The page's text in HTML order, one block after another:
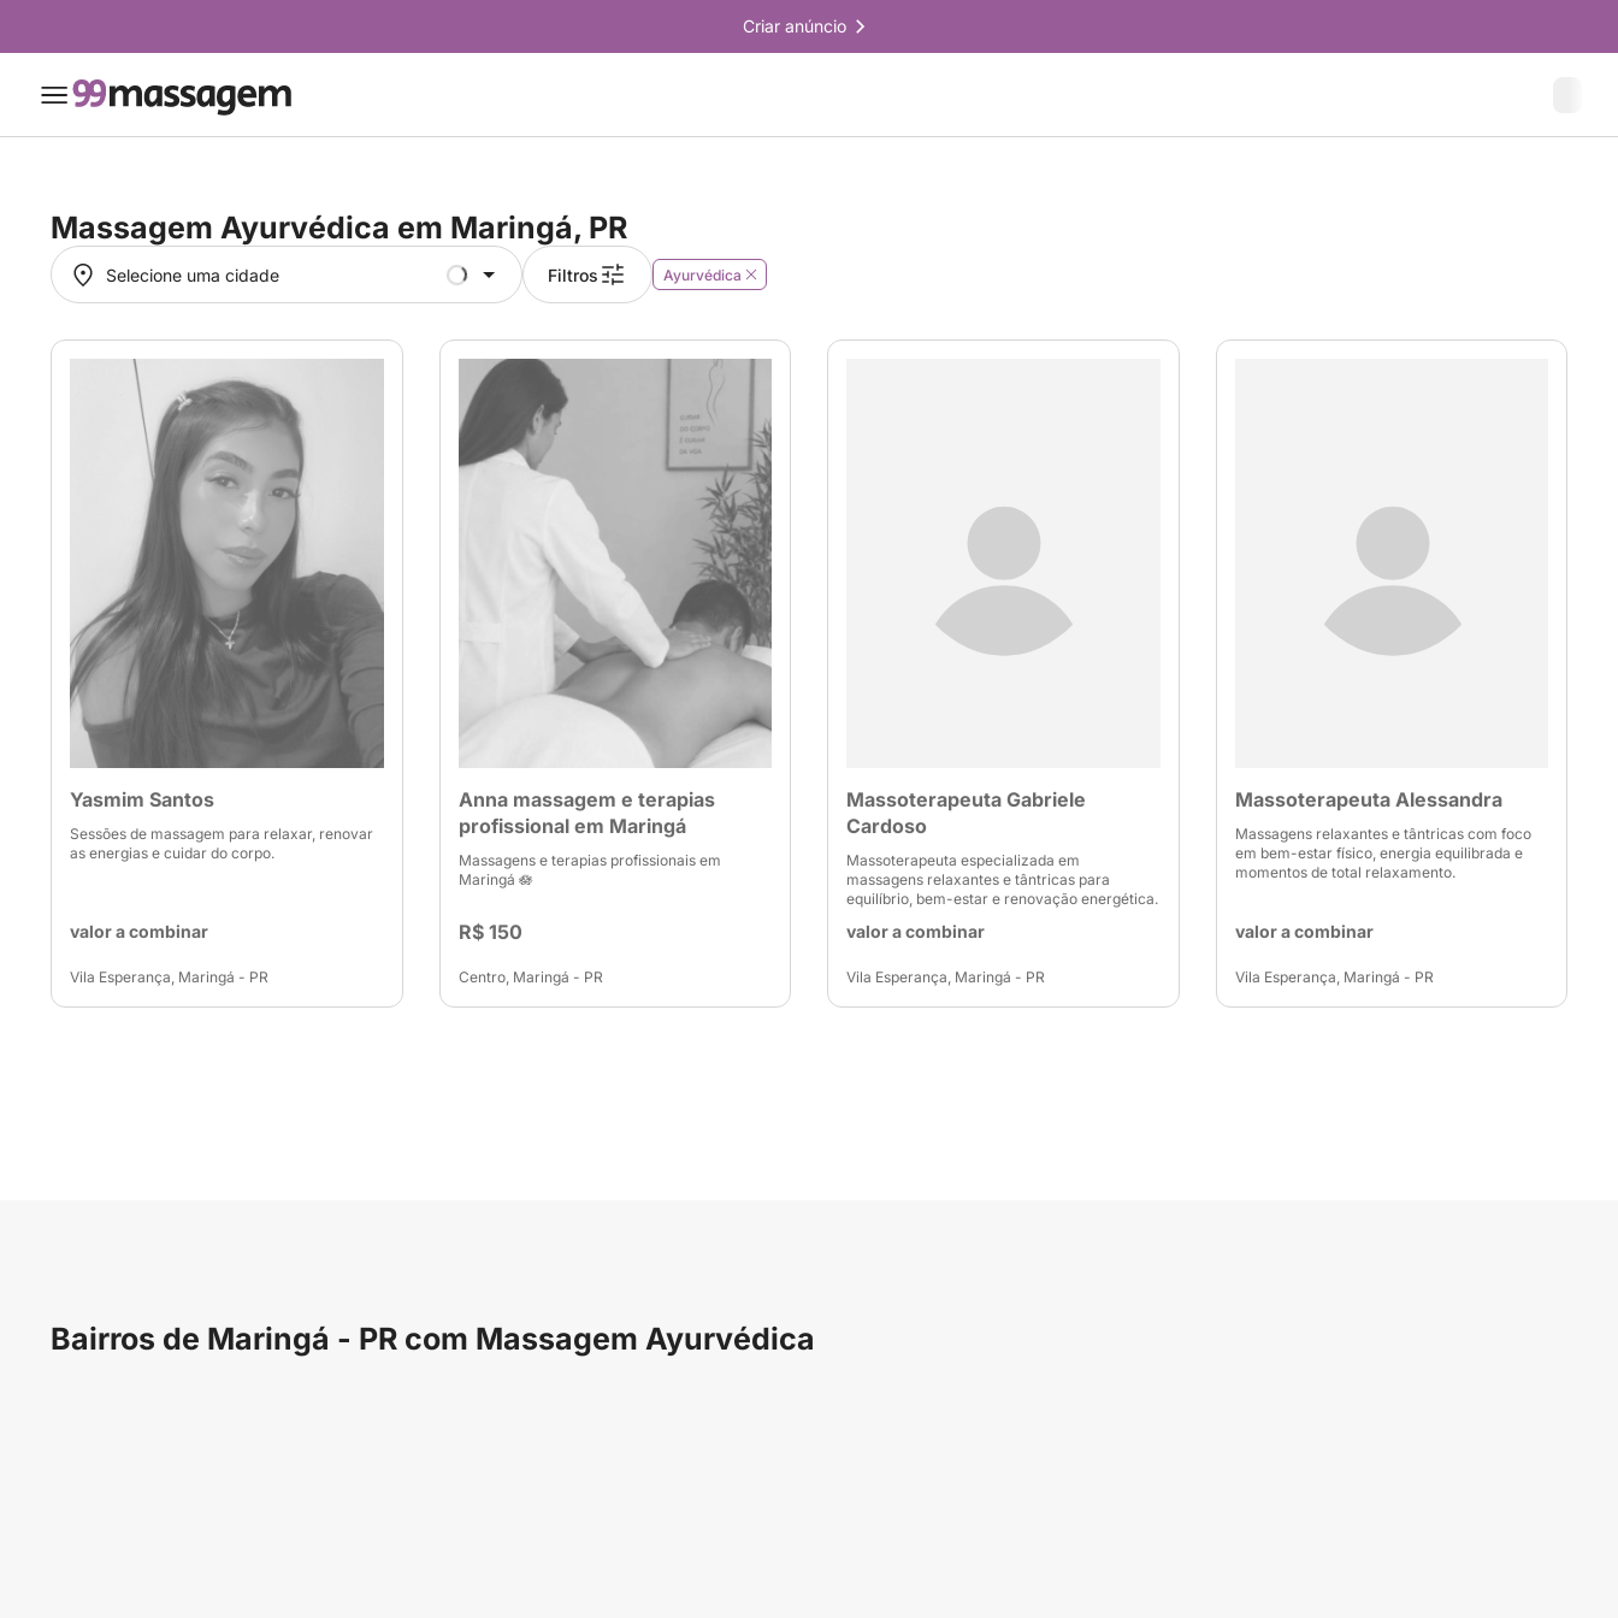
Criar anúncio
Massagem Ayurvédica em Maringá, PR
Selecione uma cidade
Selecione uma cidade Filtros Ayurvédica
Yasmim Santos
Sessões de massagem para relaxar, renovar
as energias e cuidar do corpo.
valor a combinar
Vila Esperança, Maringá - PR
Anna massagem e terapias
profissional em Maringá
Massagens e terapias profissionais em
Maringá 🪷
R$ 150
Centro, Maringá - PR
Massoterapeuta Gabriele
Cardoso
Massoterapeuta especializada em
massagens relaxantes e tântricas para
equilíbrio, bem-estar e renovação energética.
valor a combinar
Vila Esperança, Maringá - PR
Massoterapeuta Alessandra
Massagens relaxantes e tântricas com foco
em bem-estar físico, energia equilibrada e
momentos de total relaxamento.
valor a combinar
Vila Esperança, Maringá - PR
Bairros de Maringá - PR com Massagem Ayurvédica